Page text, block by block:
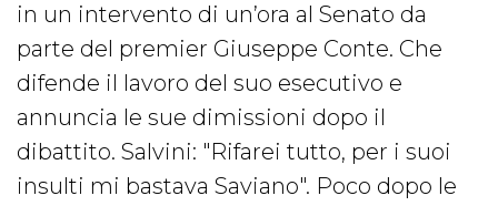
in un intervento di un’ora al Senato da
parte del premier Giuseppe Conte. Che
difende il lavoro del suo esecutivo e
annuncia le sue dimissioni dopo il
dibattito. Salvini: "Rifarei tutto, per i suoi
insulti mi bastava Saviano". Poco dopo le